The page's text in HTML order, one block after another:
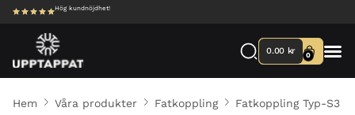
Hög kundnöjdhet!
0.00 kr 0
Hem Våra produkter Fatkoppling Fatkoppling Typ-S3